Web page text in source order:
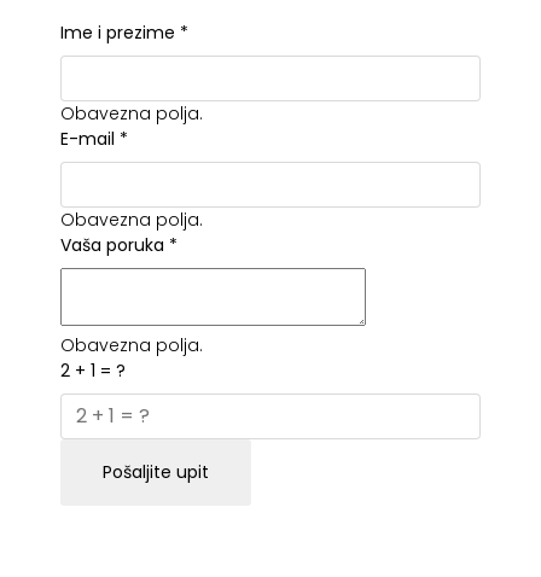
Ime i prezime *
Obavezna polja.
E-mail *
Obavezna polja.
Vaša poruka *
Obavezna polja.
2 + 1 = ?
Pošaljite upit